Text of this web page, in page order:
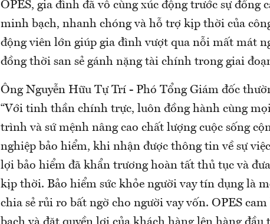
OPES, gia đình đã vô cùng xúc động trước sự đồng
minh bạch, nhanh chóng và hỗ trợ kịp thời của
động viên lớn giúp gia đình vượt qua nỗi mất mát
đồng thời san sẻ gánh nặng tài chính trong giai
Ông Nguyễn Hữu Tự Trí - Phó Tổng Giám đốc
“Với tinh thần chính trực, luôn đồng hành cùng
trình và sứ mệnh nâng cao chất lượng cuộc sống
nghiệp bảo hiểm, khi nhận được thông tin về sự
lợi bảo hiểm đã khẩn trương hoàn tất thủ tục và
kịp thời. Bảo hiểm sức khỏe người vay tín dụng là
chia sẻ rủi ro bất ngờ cho người vay vốn. OPES